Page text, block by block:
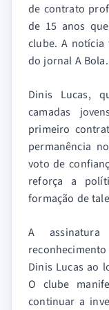
de contrato
de 15 anos
clube. A
do jornal A Bola.
Dinis Lucas,
camadas
primeiro
permanência
voto de
reforça a
formação de
A
Dinis Lucas ao
O clube
continuar a